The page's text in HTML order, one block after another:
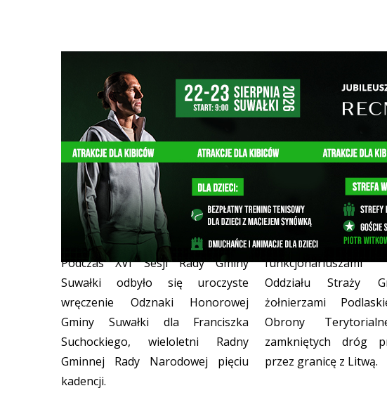
Nadanie Odznaki Honorowej
Gminy Suwałki
WIADOMOŚCI Z REGIONU 16/03/2020
Podczas XVI Sesji Rady Gminy
Suwałki odbyło się uroczyste
wręczenie Odznaki Honorowej
Gminy Suwałki dla Franciszka
Suchockiego, wieloletni Radny
Gminnej Rady Narodowej pięciu
kadencji.
Służby strzegą
WIADOMOŚCI Z REGIONU
Policjanci
funkcjonariuszami
Oddziału Straży
żołnierzami
Obrony
zamkniętych dróg
przez granicę z Litwą.